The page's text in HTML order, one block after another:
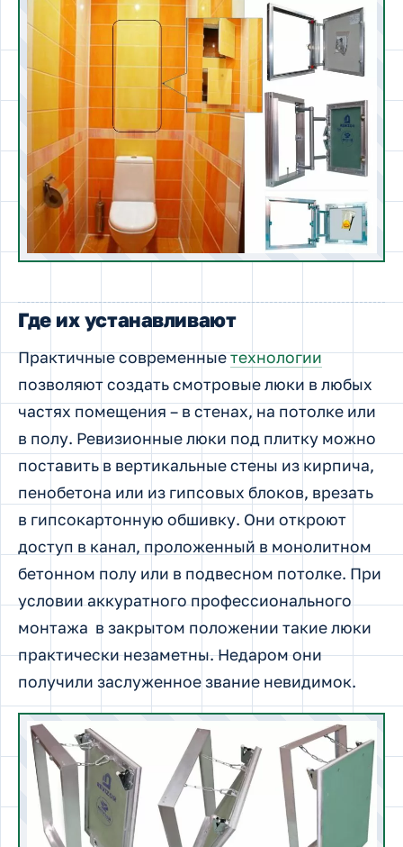
Где их устанавливают
Практичные современныетехнологии
позволяют создать смотровые люки в любых
частях помещения – в стенах, на потолке или
в полу. Ревизионные люки под плитку можно
поставить в вертикальные стены из кирпича,
пенобетона или из гипсовых блоков, врезать
в гипсокартонную обшивку. Они откроют
доступ в канал, проложенный в монолитном
бетонном полу или в подвесном потолке. При
условии аккуратного профессионального
монтажа в закрытом положении такие люки
практически незаметны. Недаром они
получили заслуженное звание невидимок.